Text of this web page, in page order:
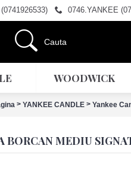
0746.YANKEE
WOODWICK
> YANKEE CANDLE > Yankee
BORCAN MEDIU